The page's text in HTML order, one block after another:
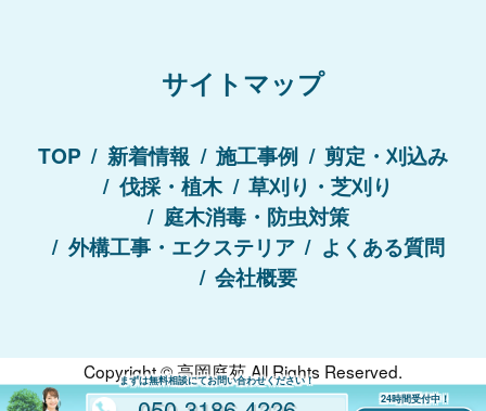
サイトマップ
TOP 新着情報 施工事例
剪定・刈込み
伐採・植木
草刈り・芝刈り
庭木消毒・防虫対策
外構工事・エクステリア
よくある質問
会社概要
Copyright ©高岡庭苑All Rights Reserved.
まずは無料相談にてお問い合わせください！
24時間受付中！